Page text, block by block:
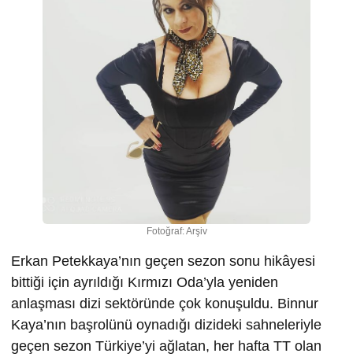
Fotoğraf: Arşiv
Erkan Petekkaya’nın geçen sezon sonu hikâyesi
bittiği için ayrıldığı Kırmızı Oda’yla yeniden
anlaşması dizi sektöründe çok konuşuldu. Binnur
Kaya’nın başrolünü oynadığı dizideki sahneleriyle
geçen sezon Türkiye’yi ağlatan, her hafta TT olan